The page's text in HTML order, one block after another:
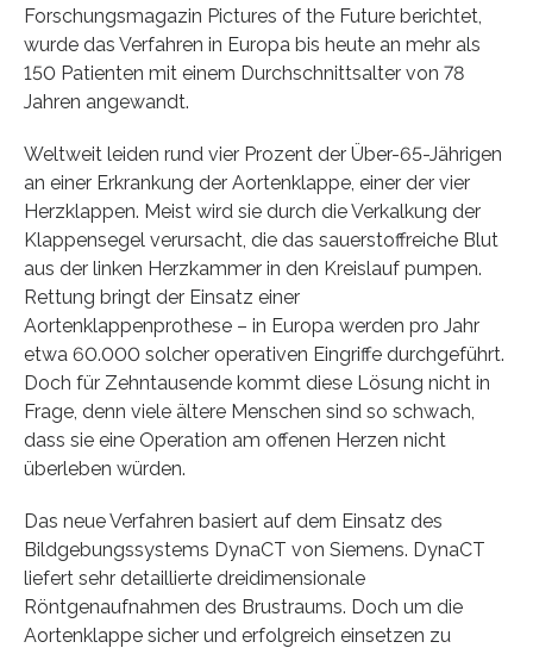
Forschungsmagazin Pictures of the Future berichtet,
wurde das Verfahren in Europa bis heute an mehr als
150 Patienten mit einem Durchschnittsalter von 78
Jahren angewandt.
Weltweit leiden rund vier Prozent der Über-65-Jährigen
an einer Erkrankung der Aortenklappe, einer der vier
Herzklappen. Meist wird sie durch die Verkalkung der
Klappensegel verursacht, die das sauerstoffreiche Blut
aus der linken Herzkammer in den Kreislauf pumpen.
Rettung bringt der Einsatz einer
Aortenklappenprothese – in Europa werden pro Jahr
etwa 60.000 solcher operativen Eingriffe durchgeführt.
Doch für Zehntausende kommt diese Lösung nicht in
Frage, denn viele ältere Menschen sind so schwach,
dass sie eine Operation am offenen Herzen nicht
überleben würden.
Das neue Verfahren basiert auf dem Einsatz des
Bildgebungssystems DynaCT von Siemens. DynaCT
liefert sehr detaillierte dreidimensionale
Röntgenaufnahmen des Brustraums. Doch um die
Aortenklappe sicher und erfolgreich einsetzen zu